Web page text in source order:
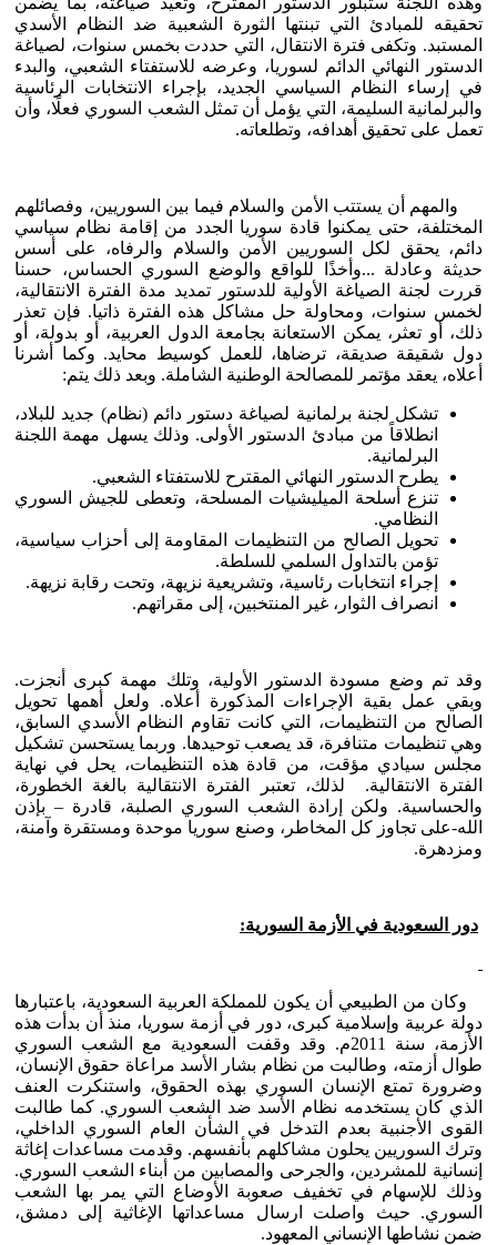
تحقيقه للمبادئ التي تبنتها الثورة الشعبية ضد النظام الأسدي
المستبد. وتكفى فترة الانتقال، التي حددت بخمس سنوات، لصياغة
الدستور النهائي الدائم لسوريا، وعرضه للاستفتاء الشعبي، والبدء
في إرساء النظام السياسي الجديد، بإجراء الانتخابات الرئاسية
والبرلمانية السليمة، التي يؤمل أن تمثل الشعب السوري فعلًا، وأن
تعمل على تحقيق أهدافه، وتطلعاته.
والمهم أن يستتب الأمن والسلام فيما بين السوريين، وفصائلهم
المختلفة، حتى يمكنوا قادة سوريا الجدد من إقامة نظام سياسي
دائم، يحقق لكل السوريين الأمن والسلام والرفاه، على أسس
حديثة وعادلة ...وأخذًا للواقع والوضع السوري الحساس، حسنا
قررت لجنة الصياغة الأولية للدستور تمديد مدة الفترة الانتقالية،
لخمس سنوات، ومحاولة حل مشاكل هذه الفترة ذاتيا. فإن تعذر
ذلك، أو تعثر، يمكن الاستعانة بجامعة الدول العربية، أو بدولة، أو
دول شقيقة صديقة، ترضاها، للعمل كوسيط محايد. وكما أشرنا
أعلاه، يعقد مؤتمر للمصالحة الوطنية الشاملة. وبعد ذلك يتم:
تشكل لجنة برلمانية لصياغة دستور دائم (نظام) جديد للبلاد،
انطلاقاً من مبادئ الدستور الأولى. وذلك يسهل مهمة اللجنة
البرلمانية.
يطرح الدستور النهائي المقترح للاستفتاء الشعبي.
تنزع أسلحة الميليشيات المسلحة، وتعطى للجيش السوري
النظامي.
تحويل الصالح من التنظيمات المقاومة إلى أحزاب سياسية،
تؤمن بالتداول السلمي للسلطة.
إجراء انتخابات رئاسية، وتشريعية نزيهة، وتحت رقابة نزيهة.
انصراف الثوار، غير المنتخبين، إلى مقراتهم.
وقد تم وضع مسودة الدستور الأولية، وتلك مهمة كبرى أنجزت.
وبقي عمل بقية الإجراءات المذكورة أعلاه. ولعل أهمها تحويل
الصالح من التنظيمات، التي كانت تقاوم النظام الأسدي السابق،
وهي تنظيمات متنافرة، قد يصعب توحيدها. وربما يستحسن تشكيل
مجلس سيادي مؤقت، من قادة هذه التنظيمات، يحل في نهاية
الفترة الانتقالية. لذلك، تعتبر الفترة الانتقالية بالغة الخطورة،
والحساسية. ولكن إرادة الشعب السوري الصلبة، قادرة – بإذن
الله-على تجاوز كل المخاطر، وصنع سوريا موحدة ومستقرة وآمنة،
ومزدهرة.
دور السعودية في الأزمة السورية:
وكان من الطبيعي أن يكون للمملكة العربية السعودية، باعتبارها
دولة عربية وإسلامية كبرى، دور في أزمة سوريا، منذ أن بدأت هذه
الأزمة، سنة 2011م. وقد وقفت السعودية مع الشعب السوري
طوال أزمته، وطالبت من نظام بشار الأسد مراعاة حقوق الإنسان،
وضرورة تمتع الإنسان السوري بهذه الحقوق، واستنكرت العنف
الذي كان يستخدمه نظام الأسد ضد الشعب السوري. كما طالبت
القوى الأجنبية بعدم التدخل في الشأن العام السوري الداخلي،
وترك السوريين يحلون مشاكلهم بأنفسهم. وقدمت مساعدات إغاثة
إنسانية للمشردين، والجرحى والمصابين من أبناء الشعب السوري.
وذلك للإسهام في تخفيف صعوبة الأوضاع التي يمر بها الشعب
السوري. حيث واصلت ارسال مساعداتها الإغاثية إلى دمشق،
ضمن نشاطها الإنساني المعهود.